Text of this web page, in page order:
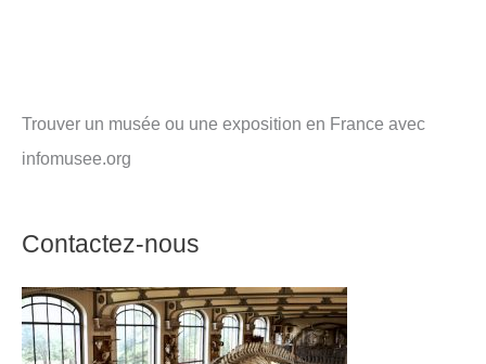
Trouver un musée ou une exposition en France avec
infomusee.org
Contactez-nous